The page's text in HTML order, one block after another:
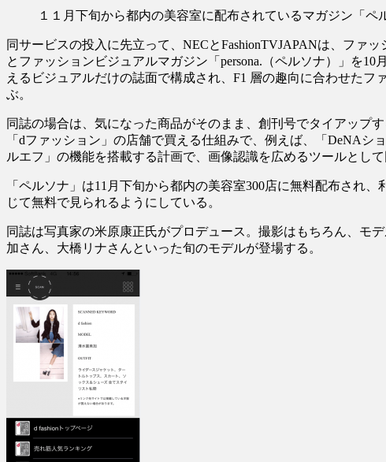
１１月下旬から都内の美容室に配布されているマガジン「ペ
同サービスの投入に先立って、NECとFashionTVJAPANは、ファ
とファッションビジュアルマガジン「persona.（ペルソナ）」を
えるビジュアルだけの誌面で構成され、F1 層の趣向に合わせた
ぶ。
同誌の場合は、気になった商品がそのまま、創刊号でタイアップ
「dファッション」の店舗で買える仕組みで、例えば、「DeNA
ルエフ」の機能を搭載する計画で、画像認識を広めるツールとし
「ペルソナ」は11月下旬から都内の美容室300店に無料配布され
じて無料で見られるようにしている。
同誌は写真家の米原康正氏がプロデュース。撮影はもちろん、モ
加さん、大橋リナさんといった旬のモデルが登場する。